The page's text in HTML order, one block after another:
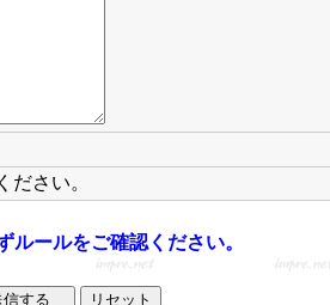
さい。
ルールをご確認ください。